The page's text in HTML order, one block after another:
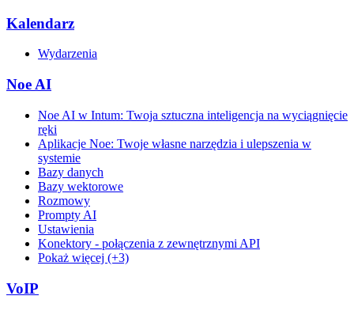
Kalendarz
Wydarzenia
Noe AI
Noe AI w Intum: Twoja sztuczna inteligencja na wyciągnięcie
ręki
Aplikacje Noe: Twoje własne narzędzia i ulepszenia w
systemie
Bazy danych
Bazy wektorowe
Rozmowy
Prompty AI
Ustawienia
Konektory - połączenia z zewnętrznymi API
Pokaż więcej (+3)
VoIP